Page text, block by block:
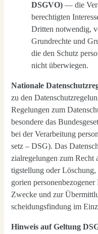
DSGVO) — die
berech­tig­ten
Drit­ten not­wen­dig,
Grund­rech­te und
die den Schutz
nicht über­wie­gen.
Natio­na­le
zu den
Rege­lun­gen zum
be­son­de­re das
bei der Ver­ar­bei­tung
setz – DSG). Das
zi­al­re­ge­lun­gen zum
tig­stel­lung oder
go­rien
Zwe­cke und zur
schei­dungs­fin­dung im
Hin­weis auf Gel­tung